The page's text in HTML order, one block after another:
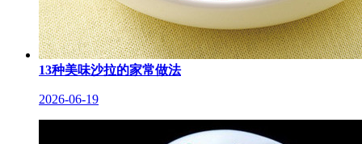
13种美味沙拉的家常做法
2026-06-19